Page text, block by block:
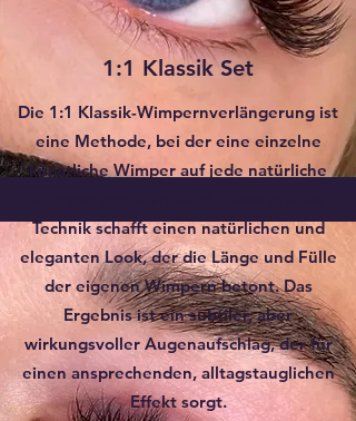
1:1 Klassik Set
Die 1:1 Klassik-Wimpernverlängerung ist
eine Methode, bei der eine einzelne
künstliche Wimper auf jede natürliche
Technik schafft einen natürlichen und
eleganten Look, der die Länge und Fülle
der eigenen Wimpern betont. Das
Ergebnis ist ein subtiler, aber
wirkungsvoller Augenaufschlag, der für
einen ansprechenden, alltagstauglichen
Effekt sorgt.